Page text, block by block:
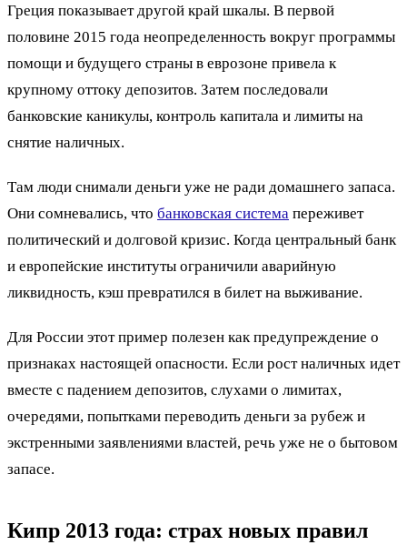
Греция показывает другой край шкалы. В первой
половине 2015 года неопределенность вокруг программы
помощи и будущего страны в еврозоне привела к
крупному оттоку депозитов. Затем последовали
банковские каникулы, контроль капитала и лимиты на
снятие наличных.
Там люди снимали деньги уже не ради домашнего запаса.
Они сомневались, что банковская система переживет
политический и долговой кризис. Когда центральный банк
и европейские институты ограничили аварийную
ликвидность, кэш превратился в билет на выживание.
Для России этот пример полезен как предупреждение о
признаках настоящей опасности. Если рост наличных идет
вместе с падением депозитов, слухами о лимитах,
очередями, попытками переводить деньги за рубеж и
экстренными заявлениями властей, речь уже не о бытовом
запасе.
Кипр 2013 года: страх новых правил